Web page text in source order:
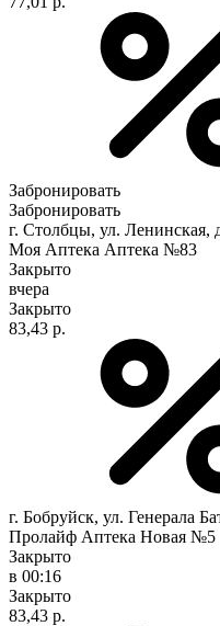
Забронировать
Забронировать
г. Столбцы, ул. Ленинская,
Моя Аптека Аптека №83
Закрыто
вчера
Закрыто
83,43 р.
г. Бобруйск, ул. Генерала
Пролайф Аптека Новая №5
Закрыто
в 00:16
Закрыто
83,43 р.